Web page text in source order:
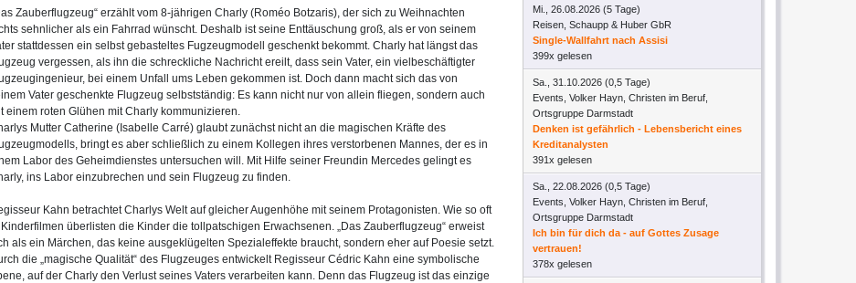
Zauberflugzeug“ erzählt vom 8-jährigen Charly (Roméo Botzaris), der sich zu Weihnachten
sehnlicher als ein Fahrrad wünscht. Deshalb ist seine Enttäuschung groß, als er von seinem
stattdessen ein selbst gebasteltes Fugzeugmodell geschenkt bekommt. Charly hat längst das
vergessen, als ihn die schreckliche Nachricht ereilt, dass sein Vater, ein vielbeschäftigter
bei einem Unfall ums Leben gekommen ist. Doch dann macht sich das von
Vater geschenkte Flugzeug selbstständig: Es kann nicht nur von allein fliegen, sondern auch
einem roten Glühen mit Charly kommunizieren.
Mutter Catherine (Isabelle Carré) glaubt zunächst nicht an die magischen Kräfte des
bringt es aber schließlich zu einem Kollegen ihres verstorbenen Mannes, der es in
Labor des Geheimdienstes untersuchen will. Mit Hilfe seiner Freundin Mercedes gelingt es
ins Labor einzubrechen und sein Flugzeug zu finden.
Kahn betrachtet Charlys Welt auf gleicher Augenhöhe mit seinem Protagonisten. Wie so oft
überlisten die Kinder die tollpatschigen Erwachsenen. „Das Zauberflugzeug“ erweist
als ein Märchen, das keine ausgeklügelten Spezialeffekte braucht, sondern eher auf Poesie setzt.
die „magische Qualität“ des Flugzeuges entwickelt Regisseur Cédric Kahn eine symbolische
auf der Charly den Verlust seines Vaters verarbeiten kann. Denn das Flugzeug ist das einzige
Mi., 26.08.2026 (5 Tage)
Reisen, Schaupp & Huber GbR
Single-Wallfahrt nach Assisi
399x gelesen
Sa., 31.10.2026 (0,5 Tage)
Events, Volker Hayn, Christen im Beruf,
Ortsgruppe Darmstadt
Denken ist gefährlich - Lebensbericht eines
Kreditanalysten
391x gelesen
Sa., 22.08.2026 (0,5 Tage)
Events, Volker Hayn, Christen im Beruf,
Ortsgruppe Darmstadt
Ich bin für dich da - auf Gottes Zusage
vertrauen!
378x gelesen